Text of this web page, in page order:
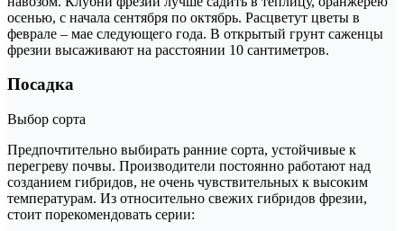
осенью, с начала сентября по октябрь. Расцветут цветы в
феврале – мае следующего года. В открытый грунт саженцы
фрезии высаживают на расстоянии 10 сантиметров.
Посадка
Выбор сорта
Предпочтительно выбирать ранние сорта, устойчивые к
перегреву почвы. Производители постоянно работают над
созданием гибридов, не очень чувствительных к высоким
температурам. Из относительно свежих гибридов фрезии,
стоит порекомендовать серии: